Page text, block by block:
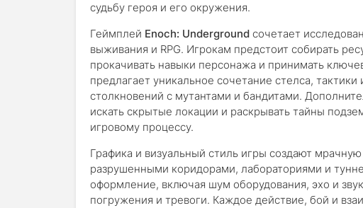
судьбу героя и его окружения.
Геймплей Enoch: Underground сочетает
выживания и RPG. Игрокам предстоит собирать
прокачивать навыки персонажа и принимать
предлагает уникальное сочетание стелса,
столкновений с мутантами и бандитами.
искать скрытые локации и раскрывать тайны
игровому процессу.
Графика и визуальный стиль игры создают
разрушенными коридорами, лабораториями и
оформление, включая шум оборудования, эхо и
погружения и тревоги. Каждое действие, бой и